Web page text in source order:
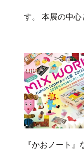
す。 本展の中
『かおノート